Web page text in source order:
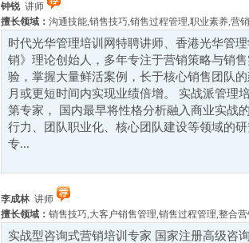
钟锐讲师
擅长领域： 沟通技能,销售技巧,销售过程管理,职业素养,营
时代光华管理培训网特聘讲师、香港光华管
销》理论创始人，多年专注于营销策略与销
验，掌握大量鲜活案例，长于核心销售团队
月或更短时间内实现业绩倍增。 实战派管理
第专家， 国内最早将性格分析融入商业实战
行力、团队职业化、核心团队建设等领域的
专...
李成林 讲师
擅长领域： 销售技巧,大客户销售管理,销售过程管理,整合
实战型咨询式营销培训专家 国家注册高级咨